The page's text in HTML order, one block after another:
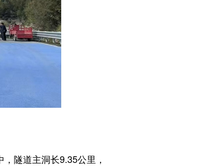
隧道主洞长9.35公里，